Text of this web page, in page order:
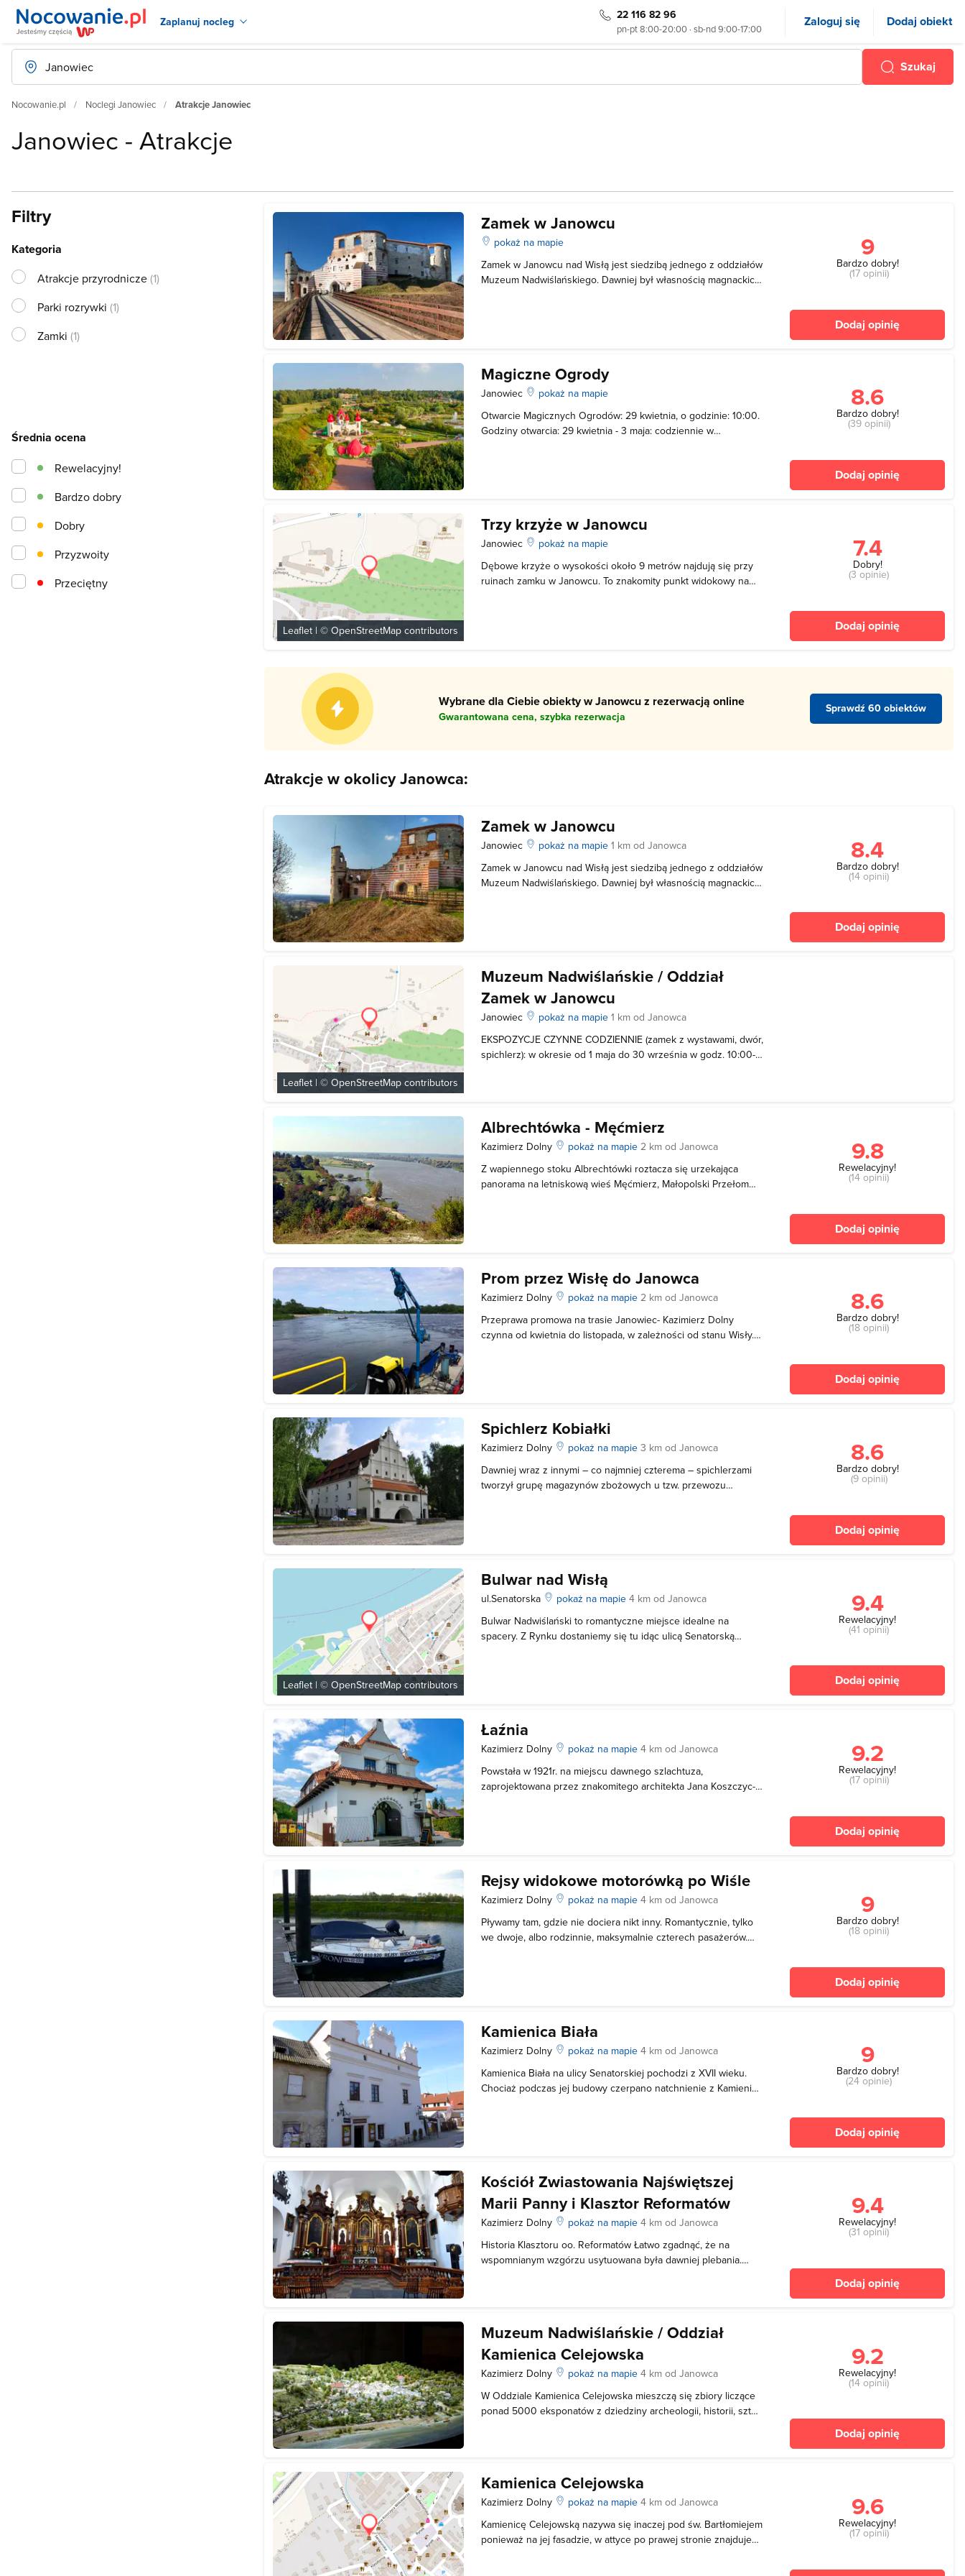
Zaplanuj nocleg 22 116 82 96
pn-pt 8:00-20:00 · sb-nd 9:00-17:00 Zaloguj się Dodaj obiekt
Szukaj
Nocowanie.pl Noclegi Janowiec Atrakcje Janowiec
Janowiec - Atrakcje
Zamek w Janowcu
pokaż na mapie
Zamek w Janowcu nad Wisłą jest siedzibą jednego z oddziałów
Muzeum Nadwiślańskiego. Dawniej był własnością magnackich
9
Bardzo dobry!
(17 opinii)
Dodaj opinię
Magiczne Ogrody
Janowiec
pokaż na mapie
Otwarcie Magicznych Ogrodów: 29 kwietnia, o godzinie: 10:00.
Godziny otwarcia: 29 kwietnia - 3 maja: codziennie w
8.6
Bardzo dobry!
(39 opinii)
Dodaj opinię
Leaflet | ©OpenStreetMap contributors
Trzy krzyże w Janowcu
Janowiec
pokaż na mapie
Dębowe krzyże o wysokości około 9 metrów najdują się przy
ruinach zamku w Janowcu. To znakomity punkt widokowy na
7.4
Dobry!
(3 opinie)
Dodaj opinię
Wybrane dla Ciebie obiekty w Janowcu z rezerwacją online
Gwarantowana cena, szybka rezerwacja
Sprawdź 60 obiektów
Atrakcje w okolicy Janowca:
Zamek w Janowcu
Janowiec pokaż na mapie1 km od Janowca
Zamek w Janowcu nad Wisłą jest siedzibą jednego z oddziałów
Muzeum Nadwiślańskiego. Dawniej był własnością magnackich
8.4
Bardzo dobry!
(14 opinii)
Dodaj opinię
Leaflet | ©OpenStreetMap contributors
Muzeum Nadwiślańskie / Oddział
Zamek w Janowcu
Janowiec pokaż na mapie1 km od Janowca
EKSPOZYCJE CZYNNE CODZIENNIE (zamek z wystawami, dwór,
spichlerz): w okresie od 1 maja do 30 września w godz. 10:00-
Albrechtówka - Męćmierz
Kazimierz Dolny pokaż na mapie2 km od Janowca
Z wapiennego stoku Albrechtówki roztacza się urzekająca
panorama na letniskową wieś Męćmierz, Małopolski Przełom
9.8
Rewelacyjny!
(14 opinii)
Dodaj opinię
Prom przez Wisłę do Janowca
Kazimierz Dolny pokaż na mapie2 km od Janowca
Przeprawa promowa na trasie Janowiec- Kazimierz Dolny
czynna od kwietnia do listopada, w zależności od stanu Wisły.
8.6
Bardzo dobry!
(18 opinii)
Dodaj opinię
Spichlerz Kobiałki
Kazimierz Dolny pokaż na mapie3 km od Janowca
Dawniej wraz z innymi – co najmniej czterema – spichlerzami
tworzył grupę magazynów zbożowych u tzw. przewozu
8.6
Bardzo dobry!
(9 opinii)
Dodaj opinię
Leaflet | ©OpenStreetMap contributors
Bulwar nad Wisłą
ul.Senatorska pokaż na mapie4 km od Janowca
Bulwar Nadwiślański to romantyczne miejsce idealne na
spacery. Z Rynku dostaniemy się tu idąc ulicą Senatorską
9.4
Rewelacyjny!
(41 opinii)
Dodaj opinię
Łaźnia
Kazimierz Dolny pokaż na mapie4 km od Janowca
Powstała w 1921r. na miejscu dawnego szlachtuza,
zaprojektowana przez znakomitego architekta Jana Koszczyc-
9.2
Rewelacyjny!
(17 opinii)
Dodaj opinię
Rejsy widokowe motorówką po Wiśle
Kazimierz Dolny pokaż na mapie4 km od Janowca
Pływamy tam, gdzie nie dociera nikt inny. Romantycznie, tylko
we dwoje, albo rodzinnie, maksymalnie czterech pasażerów.
9
Bardzo dobry!
(18 opinii)
Dodaj opinię
Kamienica Biała
Kazimierz Dolny pokaż na mapie4 km od Janowca
Kamienica Biała na ulicy Senatorskiej pochodzi z XVII wieku.
Chociaż podczas jej budowy czerpano natchnienie z Kamienicy
9
Bardzo dobry!
(24 opinie)
Dodaj opinię
Kościół Zwiastowania Najświętszej
Marii Panny i Klasztor Reformatów
Kazimierz Dolny pokaż na mapie4 km od Janowca
Historia Klasztoru oo. Reformatów Łatwo zgadnąć, że na
wspomnianym wzgórzu usytuowana była dawniej plebania.
9.4
Rewelacyjny!
(31 opinii)
Dodaj opinię
Muzeum Nadwiślańskie / Oddział
Kamienica Celejowska
Kazimierz Dolny pokaż na mapie4 km od Janowca
W Oddziale Kamienica Celejowska mieszczą się zbiory liczące
ponad 5000 eksponatów z dziedziny archeologii, historii, sztuk
9.2
Rewelacyjny!
(14 opinii)
Dodaj opinię
Kamienica Celejowska
Kazimierz Dolny pokaż na mapie4 km od Janowca
Kamienicę Celejowską nazywa się inaczej pod św. Bartłomiejem
ponieważ na jej fasadzie, w attyce po prawej stronie znajduje
9.6
Rewelacyjny!
(17 opinii)
Filtry
Kategoria
Atrakcje przyrodnicze(1)
Parki rozrywki (1)
Zamki (1)
Średnia ocena
Przeciętny
Przyzwoity
Dobry
Bardzo dobry
Rewelacyjny!